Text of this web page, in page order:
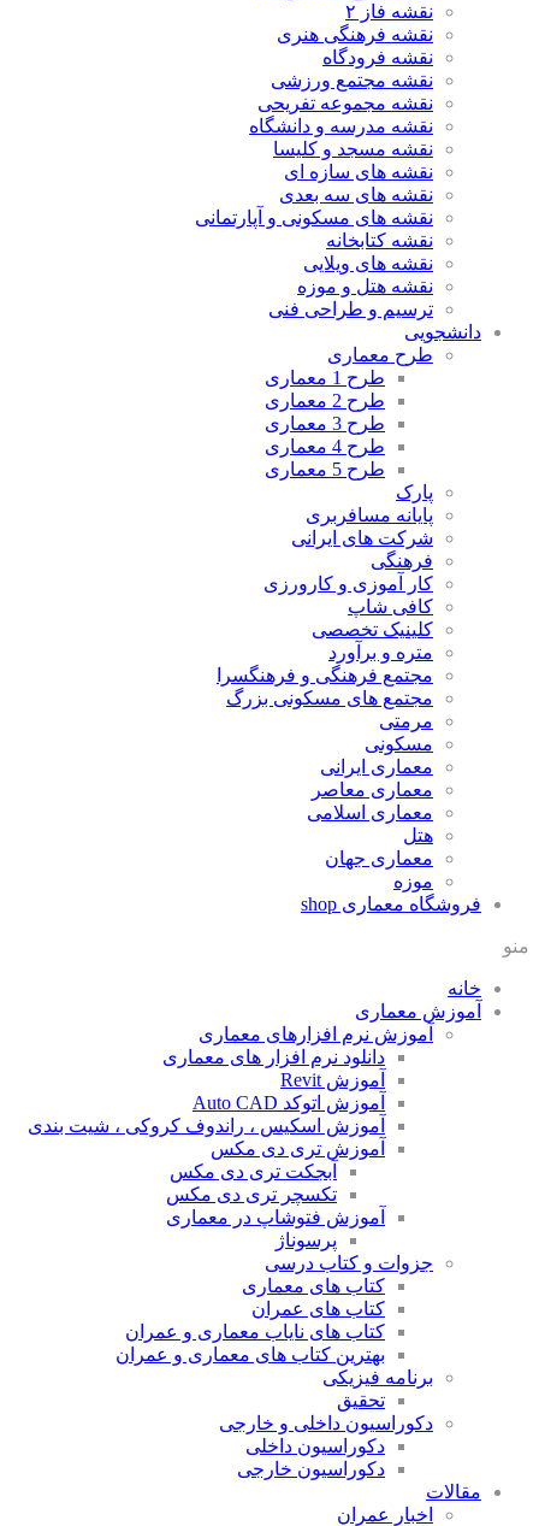
نقشه فاز ۲
نقشه فرهنگی هنری
نقشه فرودگاه
نقشه مجتمع ورزشی
نقشه مجموعه تفریحی
نقشه مدرسه و دانشگاه
نقشه مسجد و کلیسا
نقشه های سازه ای
نقشه های سه بعدی
نقشه های مسکونی و آپارتمانی
نقشه کتابخانه
نقشه های ویلایی
نقشه هتل و موزه
ترسیم و طراحی فنی
دانشجویی
طرح معماری
طرح 1 معماری
طرح 2 معماری
طرح 3 معماری
طرح 4 معماری
طرح 5 معماری
پارک
پایانه مسافربری
شرکت های ایرانی
فرهنگی
کار آموزی و کارورزی
کافی شاپ
کلینیک تخصصی
متره و برآورد
مجتمع فرهنگی و فرهنگسرا
مجتمع های مسکونی بزرگ
مرمتی
مسکونی
معماری ایرانی
معماری معاصر
معماری اسلامی
هتل
معماری جهان
موزه
فروشگاه معماری shop
منو
خانه
آموزش معماری
آموزش نرم افزارهای معماری
دانلود نرم افزار های معماری
آموزش Revit
آموزش اتوکد Auto CAD
آموزش اسکیس ، راندوف کروکی ، شیت بندی
آموزش تری دی مکس
آبجکت تری دی مکس
تکسچر تری دی مکس
آموزش فتوشاپ در معماری
پرسوناژ
جزوات و کتاب درسی
کتاب های معماری
کتاب های عمران
کتاب های نایاب معماری و عمران
بهترین کتاب های معماری و عمران
برنامه فیزیکی
تحقیق
دکوراسیون داخلی و خارجی
دکوراسیون داخلی
دکوراسیون خارجی
مقالات
اخبار عمران